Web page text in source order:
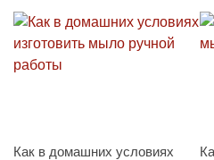
Как в домашних условиях